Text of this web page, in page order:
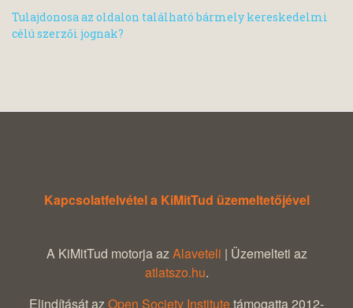
Tulajdonosa az oldalon található bármely kereskedelmi
célú szerzői jognak?
Kapcsolatfelvétel a KiMitTud üzemeltetőjével
A KiMitTud motorja azAlaveteli | Üzemelteti az
atlatszo.hu.
Elindítását az Open Society Institutetámogatta 2012-